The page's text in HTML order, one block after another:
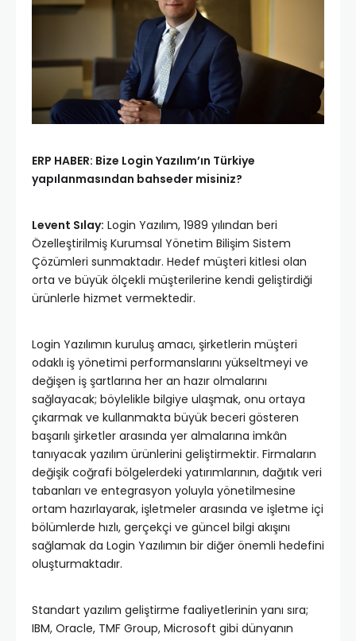
ERP HABER: Bize Login Yazılım’ın Türkiye
yapılanmasından bahseder misiniz?
Levent Sılay: Login Yazılım, 1989 yılından beri
Özelleştirilmiş Kurumsal Yönetim Bilişim Sistem
Çözümleri sunmaktadır. Hedef müşteri kitlesi olan
orta ve büyük ölçekli müşterilerine kendi geliştirdiği
ürünlerle hizmet vermektedir.
Login Yazılımın kuruluş amacı, şirketlerin müşteri
odaklı iş yönetimi performanslarını yükseltmeyi ve
değişen iş şartlarına her an hazır olmalarını
sağlayacak; böylelikle bilgiye ulaşmak, onu ortaya
çıkarmak ve kullanmakta büyük beceri gösteren
başarılı şirketler arasında yer almalarına imkân
tanıyacak yazılım ürünlerini geliştirmektir. Firmaların
değişik coğrafi bölgelerdeki yatırımlarının, dağıtık veri
tabanları ve entegrasyon yoluyla yönetilmesine
ortam hazırlayarak, işletmeler arasında ve işletme içi
bölümlerde hızlı, gerçekçi ve güncel bilgi akışını
sağlamak da Login Yazılımın bir diğer önemli hedefini
oluşturmaktadır.
Standart yazılım geliştirme faaliyetlerinin yanı sıra;
IBM, Oracle, TMF Group, Microsoft gibi dünyanın